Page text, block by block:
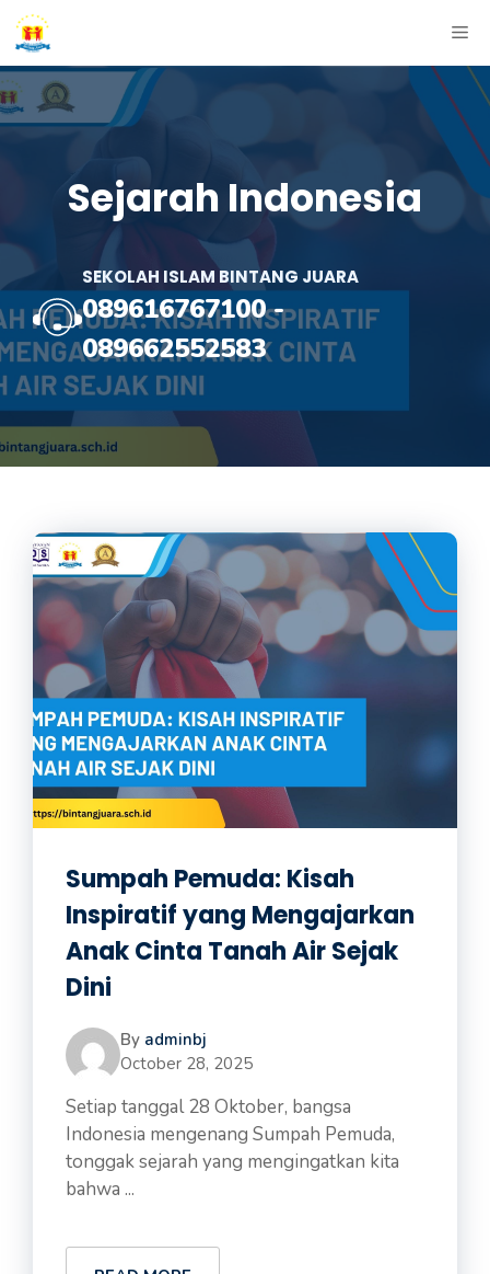
Skip
to
content
Sejarah Indonesia
SEKOLAH ISLAM BINTANG JUARA
089616767100-
089662552583
Sumpah Pemuda: Kisah
Inspiratif yang Mengajarkan
Anak Cinta Tanah Air Sejak
Dini
By adminbj
October 28, 2025
Setiap tanggal 28 Oktober, bangsa
Indonesia mengenang Sumpah Pemuda,
tonggak sejarah yang mengingatkan kita
bahwa ...